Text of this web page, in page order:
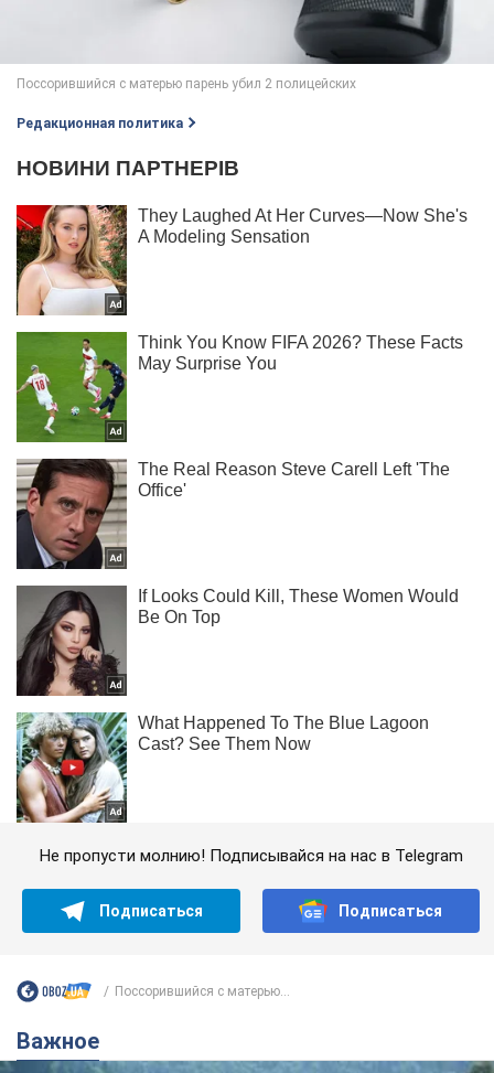
Редакционная политика
Не пропусти молнию! Подписывайся на нас в Telegram
Подписаться Подписаться
Поссорившийся с матерью...
Важное